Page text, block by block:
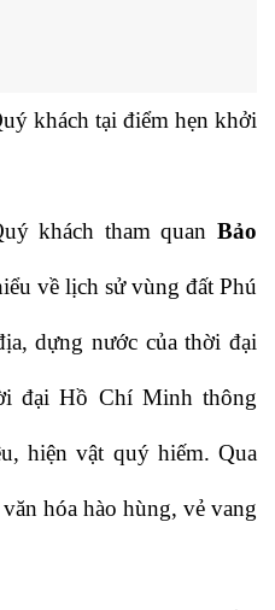
khách tại điểm hẹn khởi
khách tham quan Bảo
về lịch sử vùng đất Phú
dựng nước của thời đại
đại Hồ Chí Minh thông
hiện vật quý hiếm. Qua
hóa hào hùng, vẻ vang